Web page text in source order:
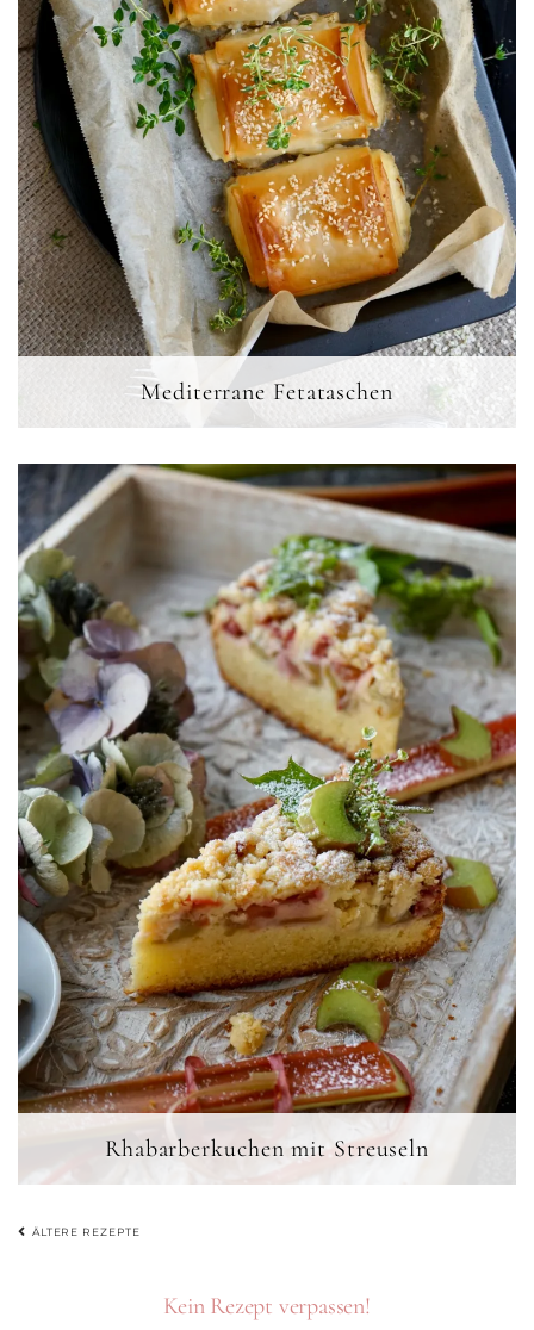
Mediterrane Fetataschen
Rhabarberkuchen mit Streuseln
BEITRAGSNAVIGATION
ÄLTERE REZEPTE
Kein Rezept verpassen!